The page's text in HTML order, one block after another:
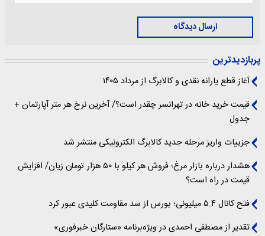
ارسال دیدگاه
پربازدیدترین
آغاز قطع یارانه نقدی و کالابرگ از مرداد ۱۴۰۵
قیمت خرید خانه در تهرانسر چقدر است؟/ آخرین نرخ هر متر آپارتمان +
جدول
جزییات واریز مرحله جدید کالابرگ الکترونیکی منتشر شد
هشدار درباره بازار مرغ؛ فروش هر کیلو با ۵۰ هزار تومان زیان/ افزایش
قیمت در راه است؟
فتح کانال ۵.۴ میلیونی؛ بورس از سد مقاومت کلیدی عبور کرد
تقدیر از مصطفی احمدی در ویژه‌برنامه «ستارگان خبرفوری»